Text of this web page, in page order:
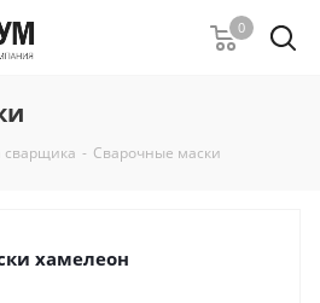
0
- Сварочные маски
хамелеон